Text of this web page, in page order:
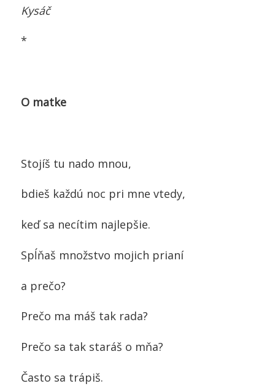
Kysáč
*
O matke
Stojíš tu nado mnou,
bdieš každú noc pri mne vtedy,
keď sa necítim najlepšie.
Spĺňaš množstvo mojich prianí
a prečo?
Prečo ma máš tak rada?
Prečo sa tak staráš o mňa?
Často sa trápiš.